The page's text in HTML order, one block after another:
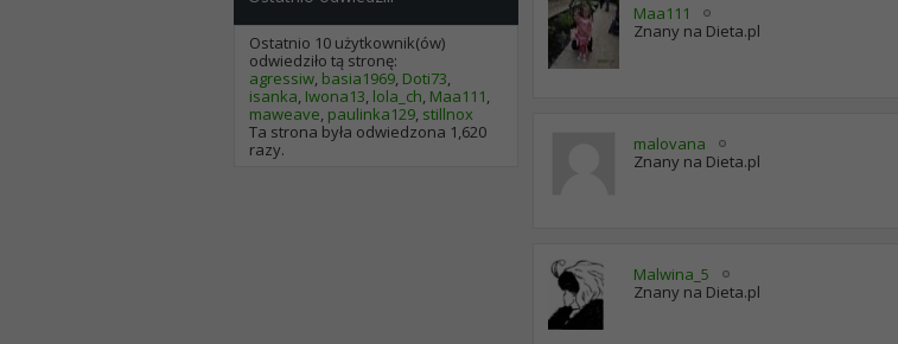
Ostatnio 10 użytkownik(ów)
odwiedziło tą stronę:
agressiw, basia1969, Doti73,
isanka, Iwona13, lola_ch, Maa111,
maweave, paulinka129, stillnox
Ta strona była odwiedzona 1,620
razy.
Maa111
Znany na Dieta.pl
malovana
Znany na Dieta.pl
Malwina_5
Znany na Dieta.pl